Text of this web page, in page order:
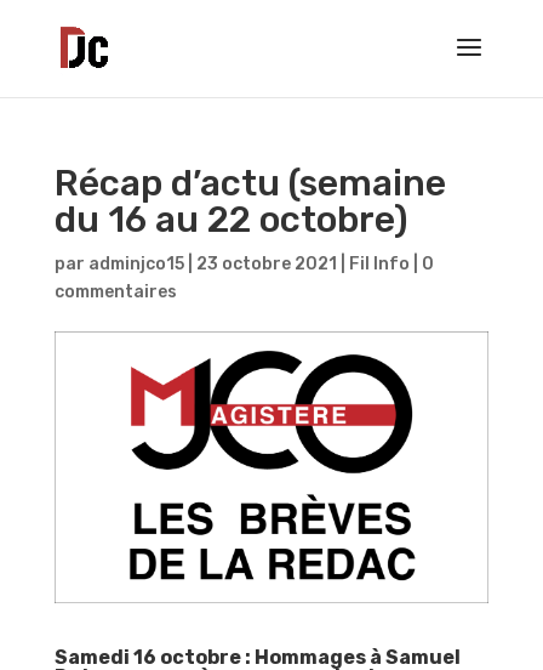
Récap d’actu (semaine
du 16 au 22 octobre)
par adminjco15| 23 octobre 2021 Fil Info
0
commentaires
Samedi 16 octobre : Hommages à Samuel